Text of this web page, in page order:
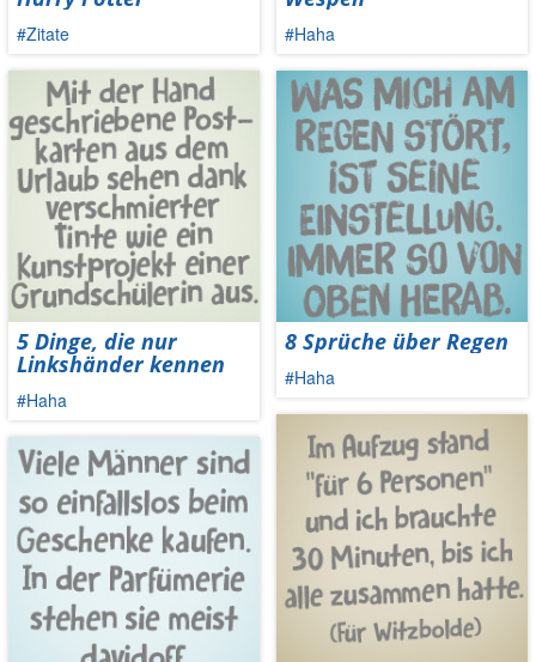
#Zitate
5 Dinge, die nur
Linkshänder kennen
#Haha
#Haha
8 Sprüche über Regen
#Haha